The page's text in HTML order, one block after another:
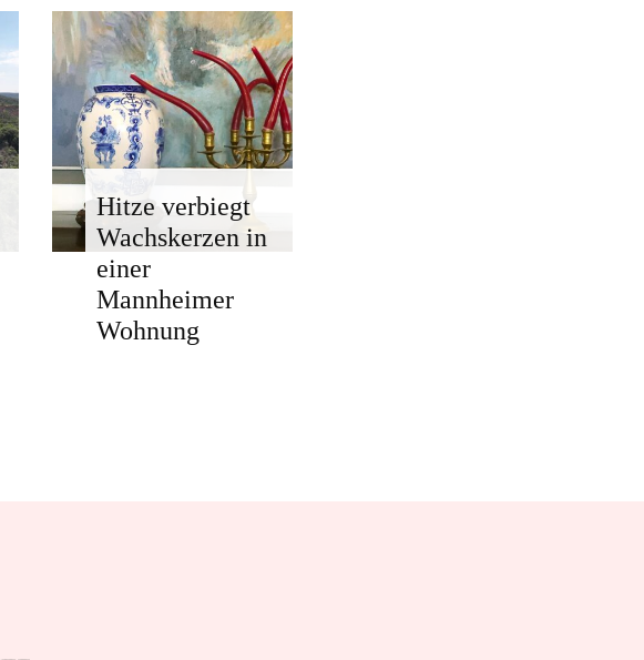
Hitze verbiegt
Wachskerzen in
einer
Mannheimer
Wohnung